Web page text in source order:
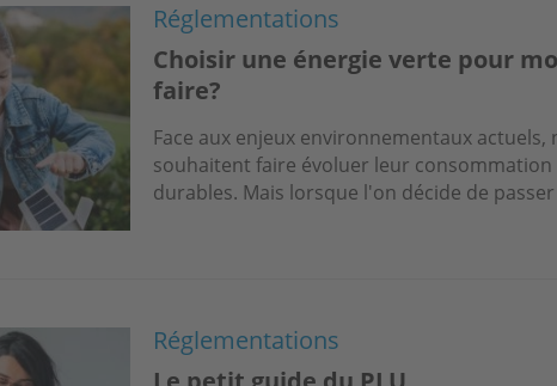
Réglementations
Choisir une énergie verte pour
faire?
Face aux enjeux environnementaux
souhaitent faire évoluer leur consommation
durables. Mais lorsque l'on décide de passer
Réglementations